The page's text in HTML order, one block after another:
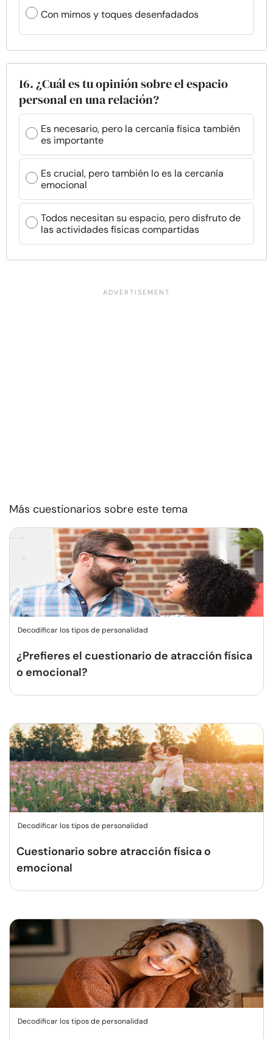
Con mimos y toques desenfadados
16. ¿Cuál es tu opinión sobre el espacio
personal en una relación?
Es necesario, pero la cercanía física también
es importante
Es crucial, pero también lo es la cercanía
emocional
Todos necesitan su espacio, pero disfruto de
las actividades físicas compartidas
Más cuestionarios sobre este tema
Decodificar los tipos de personalidad
¿Prefieres el cuestionario de atracción física
o emocional?
Decodificar los tipos de personalidad
Cuestionario sobre atracción física o
emocional
Decodificar los tipos de personalidad